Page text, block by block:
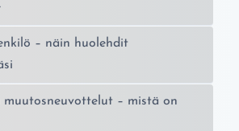
– näin huolehdit
muutosneuvottelut – mistä on